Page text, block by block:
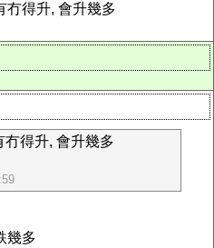
得升, 會升幾多
得升, 會升幾多
幾多